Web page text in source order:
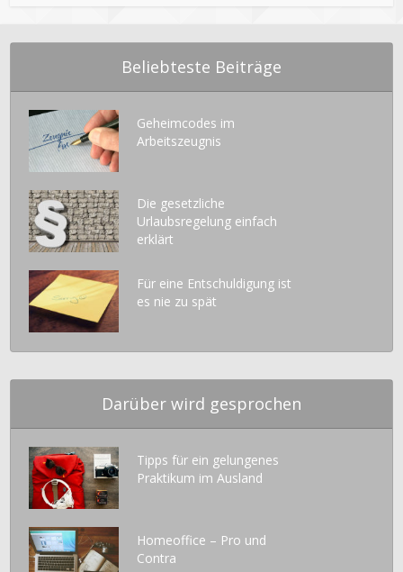
Beliebteste Beiträge
Geheimcodes im
Arbeitszeugnis
Die gesetzliche
Urlaubsregelung einfach
erklärt
Für eine Entschuldigung ist
es nie zu spät
Darüber wird gesprochen
Tipps für ein gelungenes
Praktikum im Ausland
Homeoffice – Pro und
Contra